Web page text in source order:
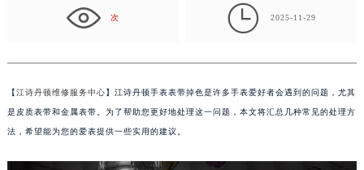
次  2025-11-29
【江诗丹顿维修服务中心】江诗丹顿手表表带掉色是许多手表爱好者会遇到的问题，尤其
是皮质表带和金属表带。为了帮助您更好地处理这一问题，本文将汇总几种常见的处理方
法，希望能为您的爱表提供一些实用的建议。